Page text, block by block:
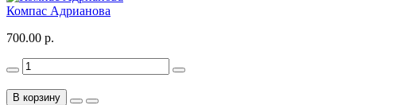
Компас Адрианова
700.00 р.
В корзину